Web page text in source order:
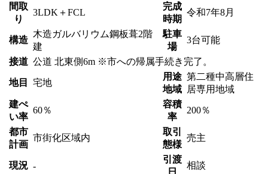
間取
り
3LDK＋FCL
完成
時期
令和7年8月
構造
木造ガルバリウム鋼板葺2階
建
駐車
場
3台可能
接道 公道 北東側6m ※市への帰属手続き完了。
地目 宅地
用途
地域
第二種中高層住
居専用地域
建ぺ
い率
60％
容積
率
200％
都市
計画
市街化区域内
取引
態様
売主
現況 -
引渡
日
相談